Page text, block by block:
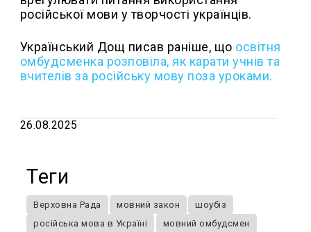
російської мови у творчості українців.
Український Дощ писав раніше, що освітня
омбудсменка розповіла, як карати учнів та
вчителів за російську мову поза уроками.
26.08.2025
Теги
Верховна Рада мовний закон
шоубіз
російська мова в Україні
мовний омбудсмен